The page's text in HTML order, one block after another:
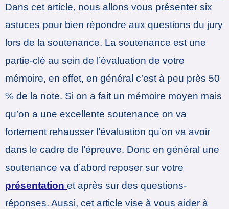
Dans cet article, nous allons vous présenter six
astuces pour bien répondre aux questions du jury
lors de la soutenance. La soutenance est une
partie-clé au sein de l’évaluation de votre
mémoire, en effet, en général c’est à peu près 50
% de la note. Si on a fait un mémoire moyen mais
qu’on a une excellente soutenance on va
fortement rehausser l’évaluation qu’on va avoir
dans le cadre de l’épreuve. Donc en général une
soutenance va d’abord reposer sur votre
présentation et après sur des questions-
réponses. Aussi, cet article vise à vous aider à